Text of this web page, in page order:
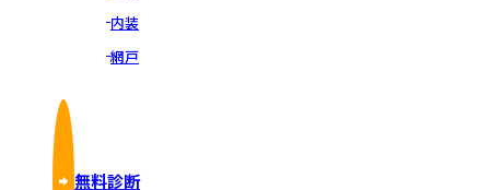
内装
網戸
無料診断